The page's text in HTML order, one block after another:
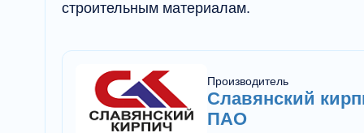
строительным материалам.
Производитель
Славянский
ПАО